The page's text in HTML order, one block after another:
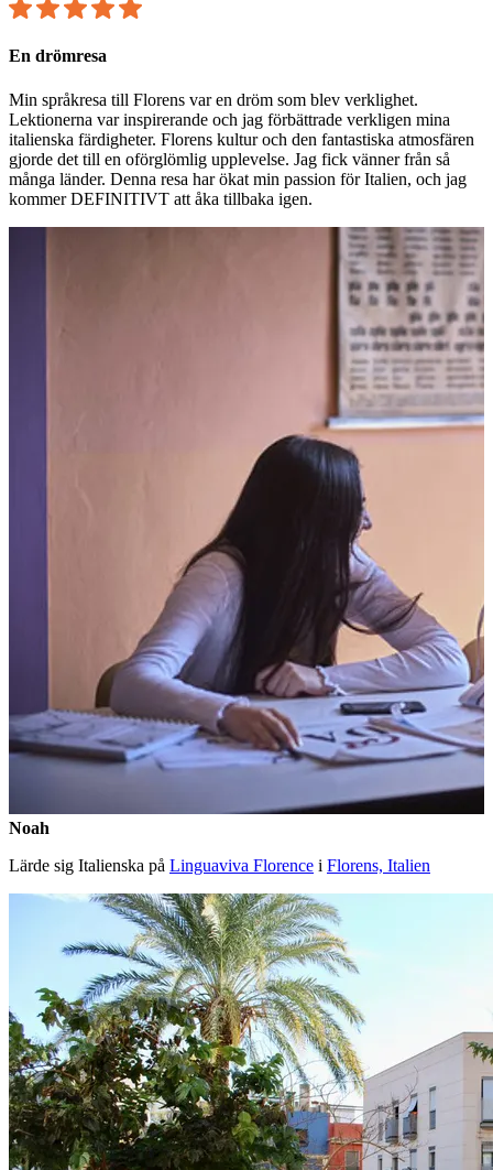
En drömresa
Min språkresa till Florens var en dröm som blev verklighet.
Lektionerna var inspirerande och jag förbättrade verkligen mina
italienska färdigheter. Florens kultur och den fantastiska atmosfären
gjorde det till en oförglömlig upplevelse. Jag fick vänner från så
många länder. Denna resa har ökat min passion för Italien, och jag
kommer DEFINITIVT att åka tillbaka igen.
Noah
Lärde sig Italienska på Linguaviva Florence i Florens, Italien